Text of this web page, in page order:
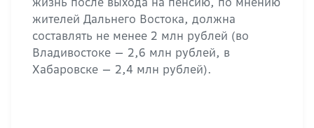
жителей Дальнего Востока, должна
составлять не менее 2 млн рублей (во
Владивостоке — 2,6 млн рублей, в
Хабаровске — 2,4 млн рублей).